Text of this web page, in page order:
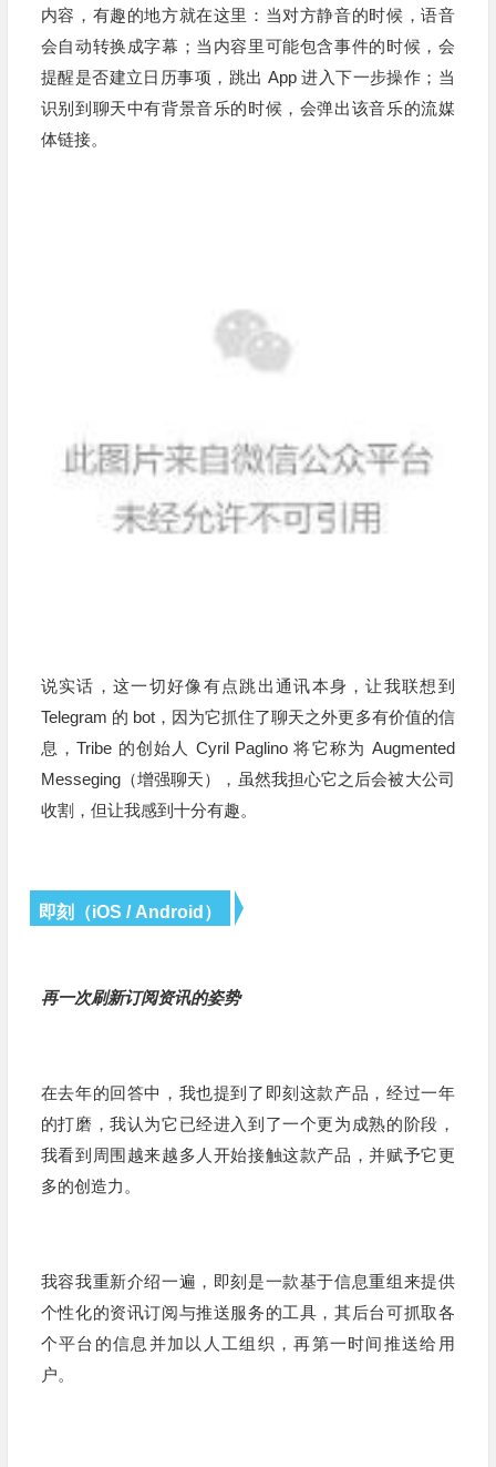
内容，有趣的地方就在这里：当对方静音的时候，语音
会自动转换成字幕；当内容里可能包含事件的时候，会
提醒是否建立日历事项，跳出 App 进入下一步操作；当
识别到聊天中有背景音乐的时候，会弹出该音乐的流媒
体链接。
说实话，这一切好像有点跳出通讯本身，让我联想到
Telegram 的 bot，因为它抓住了聊天之外更多有价值的信
息，Tribe 的创始人 Cyril Paglino 将它称为 Augmented
Messeging（增强聊天），虽然我担心它之后会被大公司
收割，但让我感到十分有趣。
即刻（iOS / Android）
再一次刷新订阅资讯的姿势
在去年的回答中，我也提到了即刻这款产品，经过一年
的打磨，我认为它已经进入到了一个更为成熟的阶段，
我看到周围越来越多人开始接触这款产品，并赋予它更
多的创造力。
我容我重新介绍一遍，即刻是一款基于信息重组来提供
个性化的资讯订阅与推送服务的工具，其后台可抓取各
个平台的信息并加以人工组织，再第一时间推送给用
户。